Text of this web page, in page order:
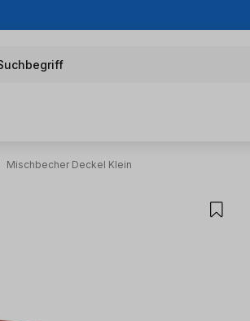
Mischbecher Deckel Klein